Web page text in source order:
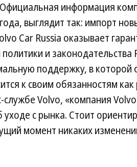
информация
выглядит так: импорт
Car Russia оказывает
и законодательства
поддержку, в которой
к своим обязанностям
Volvo, «компания
с рынка. Стоит
момент никаких